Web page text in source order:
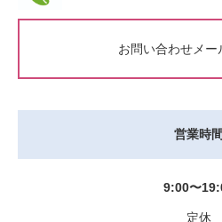
お問い合わせメー
営業時間
9:00〜
定休